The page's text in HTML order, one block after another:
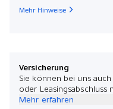
Mehr Hinweise
Versicherung
Sie können bei uns
oder Leasingsabschluss
Mehr erfahren